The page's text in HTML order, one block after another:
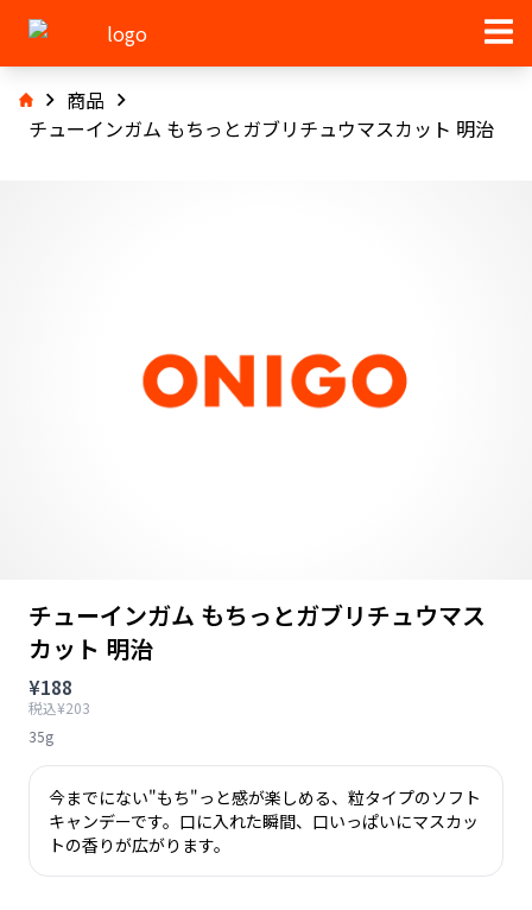
商品
チューインガム もちっとガブリチュウマスカット 明治
チューインガム もちっとガブリチュウマス
カット 明治
¥188
税込¥203
35g
今までにない"もち"っと感が楽しめる、粒タイプのソフト
キャンデーです。口に入れた瞬間、口いっぱいにマスカッ
トの香りが広がります。